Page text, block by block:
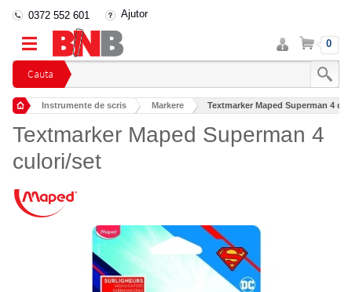
Cauta
0372 552 601 Ajutor
Intra
in
cont
Cos 0
Instrumente de scris Markere Textmarker Maped Superman 4
Textmarker Maped Superman 4
culori/set